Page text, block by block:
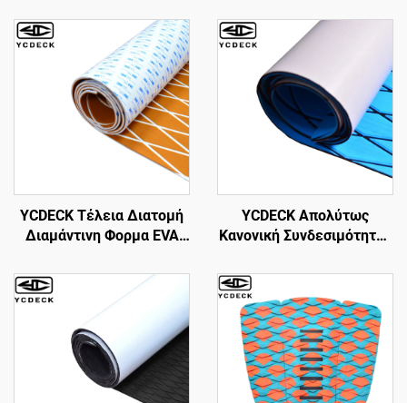
YCDECK Τέλεια Διατομή
Διαμάντινη Φορμα EVA
Παχύς Αντισπαστικός
Θαλάσσιος Γηπέδος με
κόλλημα 3M ανώτατης
δύναμης
YCDECK Απολύτως
Κανονική Συνδεσιμότητας
Carpet για Μηχανοκίβωτο,
Πλοίο, Κάνο, RV